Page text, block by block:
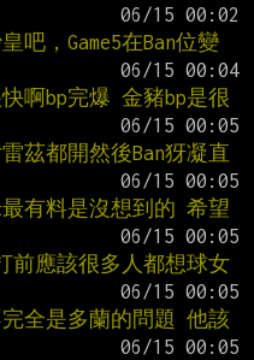
吧，Game5在Ban位變
啊bp完爆 金豬bp是很
茲都開然後Ban犽凝直
有料是沒想到的 希望
前應該很多人都想球女
全是多蘭的問題 他該